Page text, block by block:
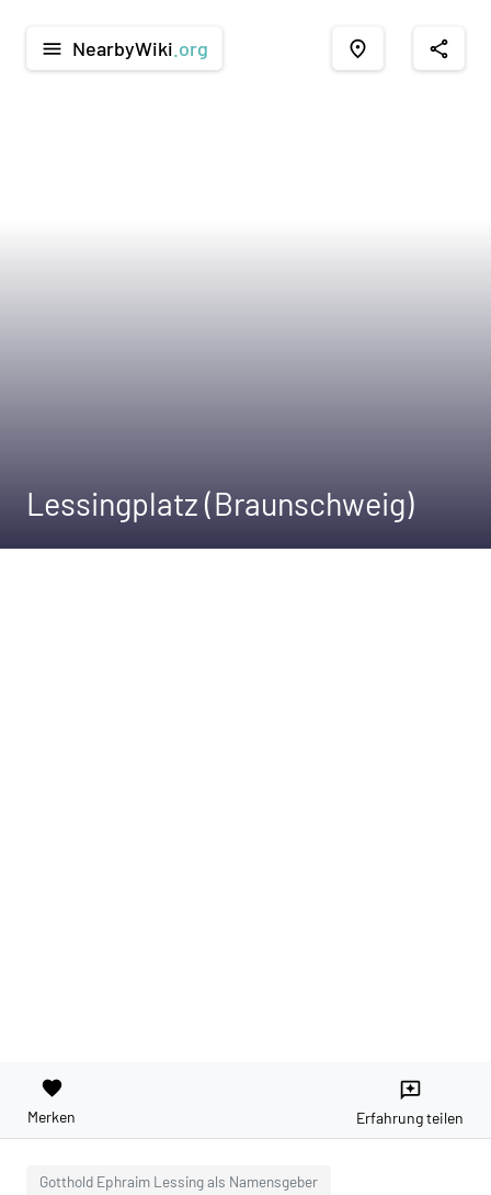
menu NearbyWiki .org place share
Lessingplatz (Braunschweig)
favorite
Merken
reviews
Erfahrung teilen
Gotthold Ephraim Lessing als Namensgeber